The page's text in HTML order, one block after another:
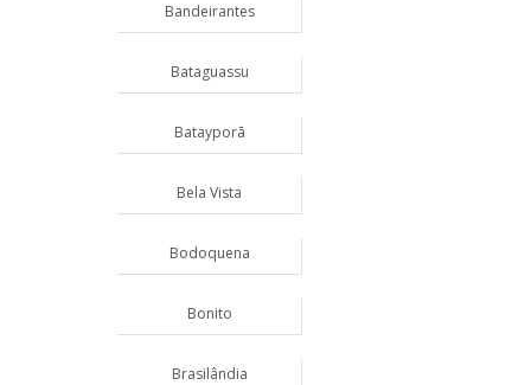
Bandeirantes
Bataguassu
Batayporã
Bela Vista
Bodoquena
Bonito
Brasilândia